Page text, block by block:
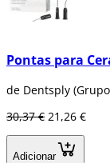
Pontas para
de Dentsply
30,37 € 21,26 €
Adicionar